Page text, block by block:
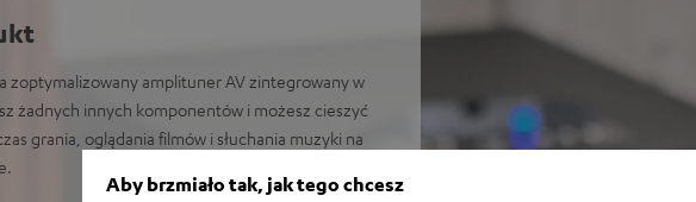
zoptymalizowany amplituner AV zintegrowany w
żadnych innych komponentów i możesz cieszyć
grania, oglądania filmów i słuchania muzyki na
Aby brzmiało tak, jak tego chcesz